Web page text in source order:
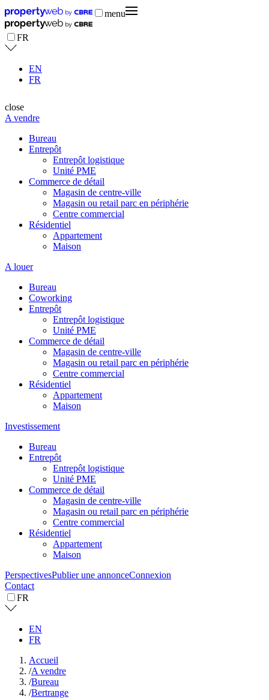
menu
FR
EN
FR
close
A vendre
Bureau
Entrepôt
Entrepôt logistique
Unité PME
Commerce de détail
Magasin de centre-ville
Magasin ou retail parc en périphérie
Centre commercial
Résidentiel
Appartement
Maison
A louer
Bureau
Coworking
Entrepôt
Entrepôt logistique
Unité PME
Commerce de détail
Magasin de centre-ville
Magasin ou retail parc en périphérie
Centre commercial
Résidentiel
Appartement
Maison
Investissement
Bureau
Entrepôt
Entrepôt logistique
Unité PME
Commerce de détail
Magasin de centre-ville
Magasin ou retail parc en périphérie
Centre commercial
Résidentiel
Appartement
Maison
PerspectivesPublier une annonceConnexion
Contact
FR
EN
FR
Accueil
/A vendre
/Bureau
/Bertrange